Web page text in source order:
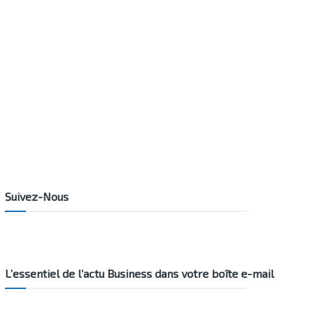
Suivez-Nous
L’essentiel de l’actu Business dans votre boîte e-mail